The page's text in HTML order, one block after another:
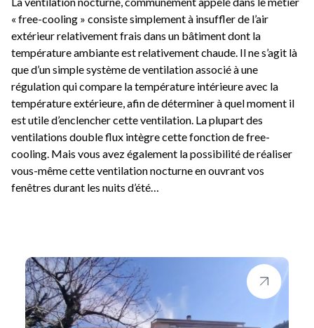
« free-cooling » consiste simplement à insuffler de l’air
extérieur relativement frais dans un bâtiment dont la
température ambiante est relativement chaude. Il ne s’agit là
que d’un simple système de ventilation associé à une
régulation qui compare la température intérieure avec la
température extérieure, afin de déterminer à quel moment il
est utile d’enclencher cette ventilation. La plupart des
ventilations double flux intègre cette fonction de free-
cooling. Mais vous avez également la possibilité de réaliser
vous-même cette ventilation nocturne en ouvrant vos
fenêtres durant les nuits d’été…